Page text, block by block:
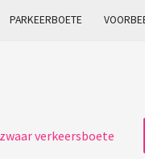
PARKEERBOETE
verkeersboete